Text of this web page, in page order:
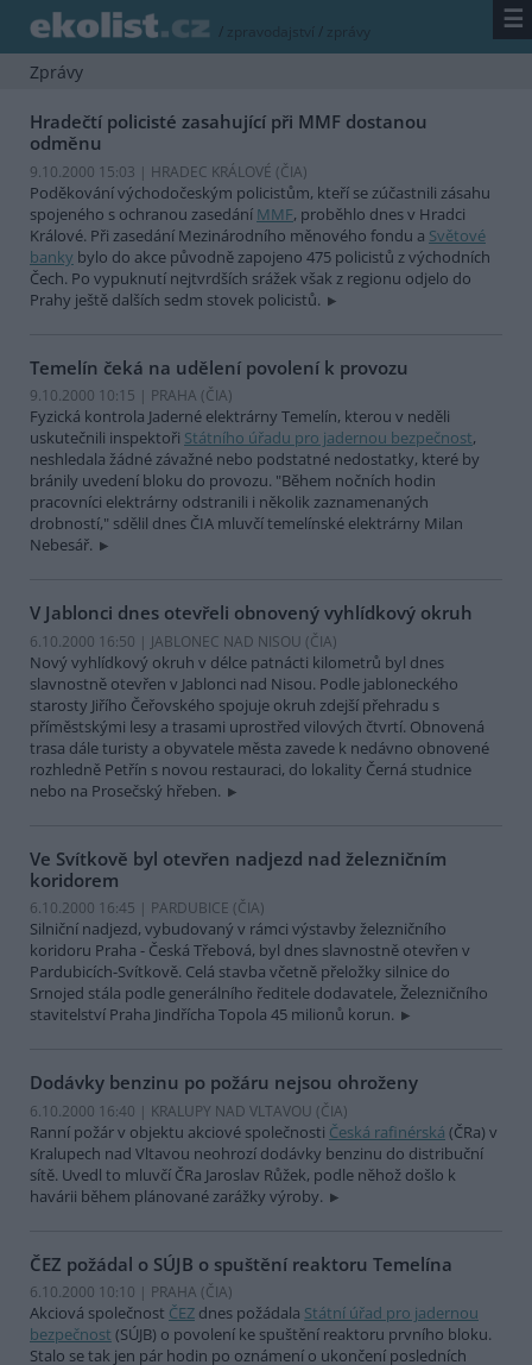
/ zpravodajství / zprávy ☰
Zprávy
Hradečtí policisté zasahující při MMF dostanou
odměnu
9.10.2000 15:03 | HRADEC KRÁLOVÉ (ČIA)
Poděkování východočeským policistům, kteří se zúčastnili zásahu
spojeného s ochranou zasedání MMF, proběhlo dnes v Hradci
Králové. Při zasedání Mezinárodního měnového fondu a Světové
banky bylo do akce původně zapojeno 475 policistů z východních
Čech. Po vypuknutí nejtvrdších srážek však z regionu odjelo do
Prahy ještě dalších sedm stovek policistů.
Temelín čeká na udělení povolení k provozu
9.10.2000 10:15 | PRAHA (ČIA)
Fyzická kontrola Jaderné elektrárny Temelín, kterou v neděli
uskutečnili inspektoři Státního úřadu pro jadernou bezpečnost,
neshledala žádné závažné nebo podstatné nedostatky, které by
bránily uvedení bloku do provozu. "Během nočních hodin
pracovníci elektrárny odstranili i několik zaznamenaných
drobností," sdělil dnes ČIA mluvčí temelínské elektrárny Milan
Nebesář.
V Jablonci dnes otevřeli obnovený vyhlídkový okruh
6.10.2000 16:50 | JABLONEC NAD NISOU (ČIA)
Nový vyhlídkový okruh v délce patnácti kilometrů byl dnes
slavnostně otevřen v Jablonci nad Nisou. Podle jabloneckého
starosty Jiřího Čeřovského spojuje okruh zdejší přehradu s
příměstskými lesy a trasami uprostřed vilových čtvrtí. Obnovená
trasa dále turisty a obyvatele města zavede k nedávno obnovené
rozhledně Petřín s novou restauraci, do lokality Černá studnice
nebo na Prosečský hřeben.
Ve Svítkově byl otevřen nadjezd nad železničním
koridorem
6.10.2000 16:45 | PARDUBICE (ČIA)
Silniční nadjezd, vybudovaný v rámci výstavby železničního
koridoru Praha - Česká Třebová, byl dnes slavnostně otevřen v
Pardubicích-Svítkově. Celá stavba včetně přeložky silnice do
Srnojed stála podle generálního ředitele dodavatele, Železničního
stavitelství Praha Jindřícha Topola 45 milionů korun.
Dodávky benzinu po požáru nejsou ohroženy
6.10.2000 16:40 | KRALUPY NAD VLTAVOU (ČIA)
Ranní požár v objektu akciové společnosti Česká rafinérská (ČRa) v
Kralupech nad Vltavou neohrozí dodávky benzinu do distribuční
sítě. Uvedl to mluvčí ČRa Jaroslav Růžek, podle něhož došlo k
havárii během plánované zarážky výroby.
ČEZ požádal o SÚJB o spuštění reaktoru Temelína
6.10.2000 10:10 | PRAHA (ČIA)
Akciová společnost ČEZ dnes požádala Státní úřad pro jadernou
bezpečnost (SÚJB) o povolení ke spuštění reaktoru prvního bloku.
Stalo se tak jen pár hodin po oznámení o ukončení posledních